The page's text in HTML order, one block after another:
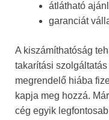
átlátható
garanciát
A kiszámíthatóság
takarítási
megrendelő hiába
kapja meg hozzá.
cég egyik